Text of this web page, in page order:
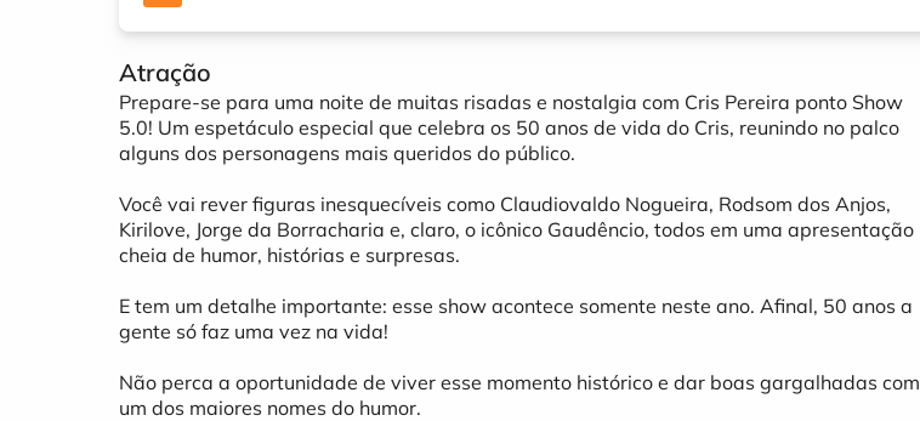
Atração
Prepare-se para uma noite de muitas risadas e nostalgia com Cris Pereira ponto Show
5.0! Um espetáculo especial que celebra os 50 anos de vida do Cris, reunindo no palco
alguns dos personagens mais queridos do público.
Você vai rever figuras inesquecíveis como Claudiovaldo Nogueira, Rodsom dos Anjos,
Kirilove, Jorge da Borracharia e, claro, o icônico Gaudêncio, todos em uma apresentação
cheia de humor, histórias e surpresas.
E tem um detalhe importante: esse show acontece somente neste ano. Afinal, 50 anos a
gente só faz uma vez na vida!
Não perca a oportunidade de viver esse momento histórico e dar boas gargalhadas com
um dos maiores nomes do humor.